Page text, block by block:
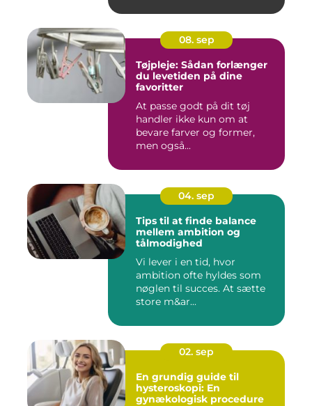
08. sep
Tøjpleje: Sådan forlænger
du levetiden på dine
favoritter
At passe godt på dit tøj
handler ikke kun om at
bevare farver og former,
men også...
04. sep
Tips til at finde balance
mellem ambition og
tålmodighed
Vi lever i en tid, hvor
ambition ofte hyldes som
nøglen til succes. At sætte
store m&ar...
02. sep
En grundig guide til
hysteroskopi: En
gynækologisk procedure